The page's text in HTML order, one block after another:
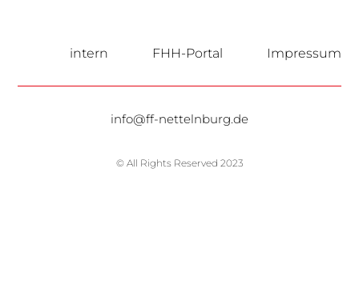
intern FHH-Portal Impressum
info@ff-nettelnburg.de
© All Rights Reserved 2023